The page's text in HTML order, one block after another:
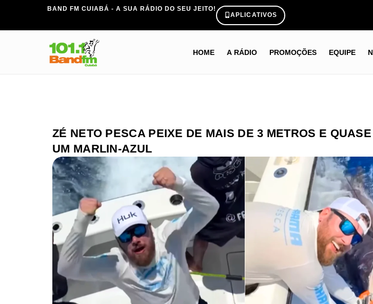
BAND FM CUIABÁ - A SUA RÁDIO DO SEU JEITO!
APLICATIVOS
HOME A RÁDIO PROMOÇÕES EQUIPE
ZÉ NETO PESCA PEIXE DE MAIS DE 3 METROS E
UM MARLIN-AZUL